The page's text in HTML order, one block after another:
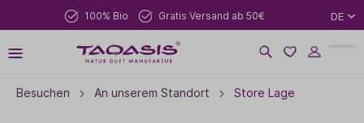
100% Bio Gratis Versand ab 50€ DE
Besuchen An unserem Standort Store Lage